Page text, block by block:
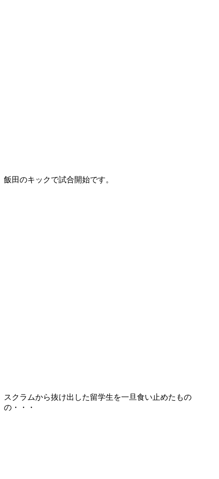
飯田のキックで試合開始です。
スクラムから抜け出した留学生を一旦食い止めたもの
の・・・